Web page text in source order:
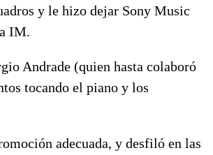
y le hizo dejar Sony Music
IM.
Andrade (quien hasta colaboró
tocando el piano y los
adecuada, y desfiló en las